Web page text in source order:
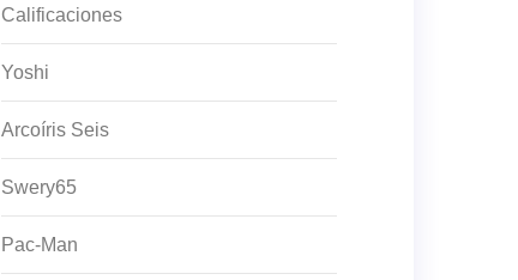
Calificaciones
Yoshi
Arcoíris Seis
Swery65
Pac-Man